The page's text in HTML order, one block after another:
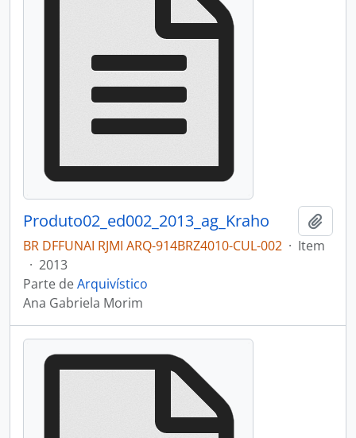
Produto02_ed002_2013_ag_Kraho
BR DFFUNAI RJMI ARQ-914BRZ4010-CUL-002 · Item
· 2013
Parte deArquivístico
Ana Gabriela Morim